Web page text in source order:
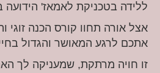
ללידה בטכניקת לאמאז' הידועה
אצל אורה תחוו קורס הכנה זוגי
אתכם לרגע המאושר והגדול
זו חויה מרתקת, שמעניקה לך